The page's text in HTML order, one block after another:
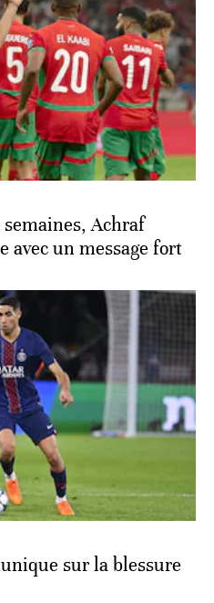
Achraf
avec un message fort
sur la blessure